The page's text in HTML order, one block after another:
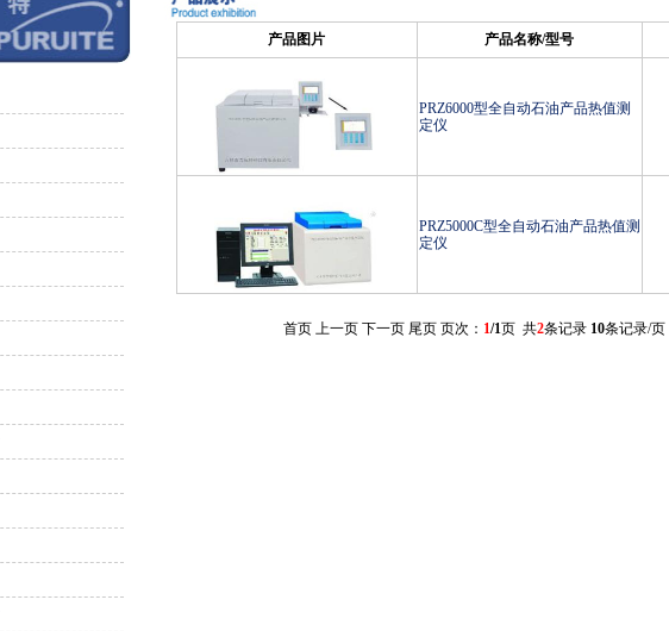
产品图片 产品名称/型号
PRZ6000型全自动石油产品热值测
定仪
PRZ5000C型全自动石油产品热值测
定仪
首页 上一页 下一页 尾页 页次： 1/1页 共2条记录 10条记录/页